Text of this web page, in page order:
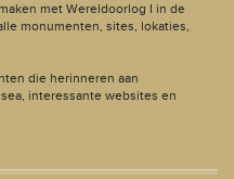
met Wereldoorlog I in de
monumenten, sites, lokaties,
die herinneren aan
interessante websites en